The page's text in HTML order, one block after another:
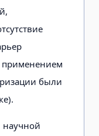
применением
были
научной